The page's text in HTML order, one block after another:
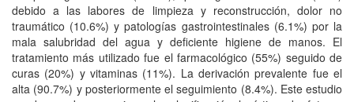
debido a las labores de limpieza y reconstrucción, dolor no
traumático (10.6%) y patologías gastrointestinales (6.1%) por la
mala salubridad del agua y deficiente higiene de manos. El
tratamiento más utilizado fue el farmacológico (55%) seguido de
curas (20%) y vitaminas (11%). La derivación prevalente fue el
alta (90.7%) y posteriormente el seguimiento (8.4%). Este estudio